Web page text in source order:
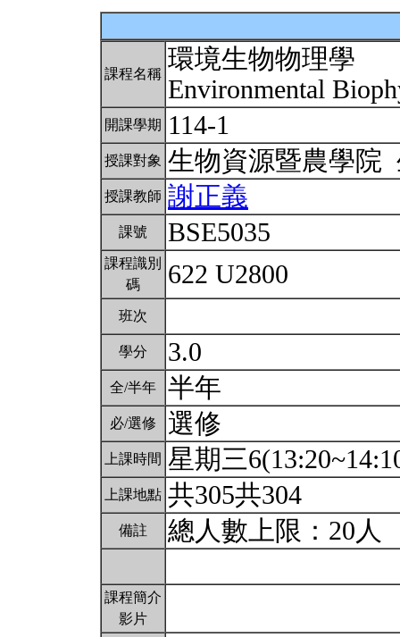
課程名稱 環境生物物理學
Environmental
開課學期 114-1
授課對象 生物資源暨農學
授課教師 謝正義
課號 BSE5035
課程識別
碼
622 U2800
班次
學分 3.0
全/半年 半年
必/選修 選修
上課時間 星期三
上課地點 共305共304
備註 總人數上限：20人
課程簡介
影片